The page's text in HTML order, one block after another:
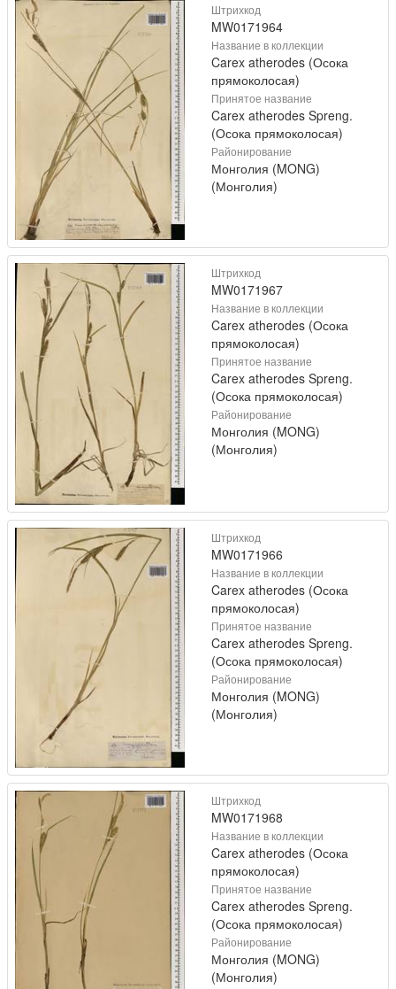
Штрихкод
MW0171964
Название в коллекции
Carex atherodes (Осока
прямоколосая)
Принятое название
Carex atherodes Spreng.
(Осока прямоколосая)
Районирование
Монголия (MONG)
(Монголия)
Штрихкод
MW0171967
Название в коллекции
Carex atherodes (Осока
прямоколосая)
Принятое название
Carex atherodes Spreng.
(Осока прямоколосая)
Районирование
Монголия (MONG)
(Монголия)
Штрихкод
MW0171966
Название в коллекции
Carex atherodes (Осока
прямоколосая)
Принятое название
Carex atherodes Spreng.
(Осока прямоколосая)
Районирование
Монголия (MONG)
(Монголия)
Штрихкод
MW0171968
Название в коллекции
Carex atherodes (Осока
прямоколосая)
Принятое название
Carex atherodes Spreng.
(Осока прямоколосая)
Районирование
Монголия (MONG)
(Монголия)